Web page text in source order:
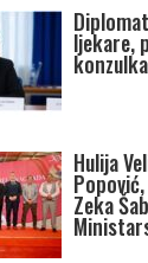
ljekare,
Hulija
Zeka